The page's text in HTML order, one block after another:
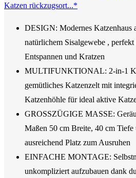
Katzen rückzugsort...*
DESIGN: Modernes Katzenhaus
natürlichem Sisalgewebe ,
Entspannen und Kratzen
MULTIFUNKTIONAL: 2-in-1
gemütliches Katzenzelt mit
Katzenhöhle für ideal aktive
GROSSZÜGIGE MASSE:
Maßen 50 cm Breite, 40 cm
ausreichend Platz zum Ausruhen
EINFACHE MONTAGE:
unkompliziert aufzubauen dank